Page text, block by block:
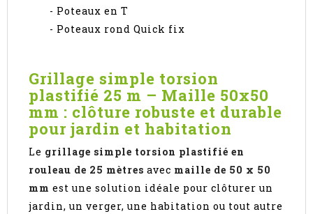
- Poteaux en T
- Poteaux rond Quick fix
Grillage simple torsion
plastifié 25 m – Maille 50x50
mm : clôture robuste et durable
pour jardin et habitation
Le grillage simple torsion plastifié en
rouleau de 25 mètres avec maille de 50 x 50
mm est une solution idéale pour clôturer un
jardin, un verger, une habitation ou tout autre